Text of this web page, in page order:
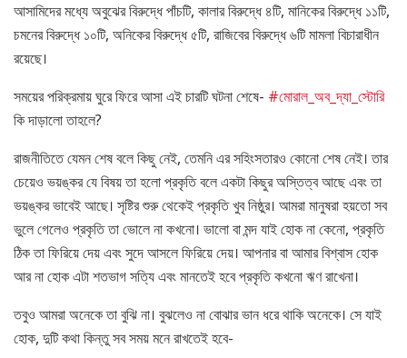
আসামিদের মধ্যে অবুঝের বিরুদ্ধে পাঁচটি, কালার বিরুদ্ধে ৪টি, মানিকের বিরুদ্ধে ১১টি,
চমনের বিরুদ্ধে ১০টি, অনিকের বিরুদ্ধে ৫টি, রাজিবের বিরুদ্ধে ৬টি মামলা বিচারাধীন
রয়েছে।
সময়ের পরিক্রমায় ঘুরে ফিরে আসা এই চারটি ঘটনা শেষে- #মোরাল_অব_দ্যা_স্টোরি
কি দাড়ালো তাহলে?
রাজনীতিতে যেমন শেষ বলে কিছু নেই, তেমনি এর সহিংসতারও কোনো শেষ নেই। তার
চেয়েও ভয়ঙ্কর যে বিষয় তা হলো প্রকৃতি বলে একটা কিছুর অস্তিত্ব আছে এবং তা
ভয়ঙ্কর ভাবেই আছে। সৃষ্টির শুরু থেকেই প্রকৃতি খুব নিষ্ঠুর। আমরা মানুষরা হয়তো সব
ভুলে গেলেও প্রকৃতি তা ভোলে না কখনো। ভালো বা মন্দ যাই হোক না কেনো, প্রকৃতি
ঠিক তা ফিরিয়ে দেয় এবং সুদে আসলে ফিরিয়ে দেয়। আপনার বা আমার বিশ্বাস হোক
আর না হোক এটা শতভাগ সত্যি এবং মানতেই হবে প্রকৃতি কখনো ঋণ রাখেনা।
তবুও আমরা অনেকে তা বুঝি না। বুঝলেও না বোঝার ভান ধরে থাকি অনেকে। সে যাই
হোক, দুটি কথা কিন্তু সব সময় মনে রাখতেই হবে-